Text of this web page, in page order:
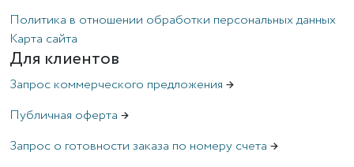
Политика в отношении обработки персональных данных
Карта сайта
Для клиентов
Запрос коммерческого предложения →
Публичная оферта →
Запрос о готовности заказа по номеру счета →